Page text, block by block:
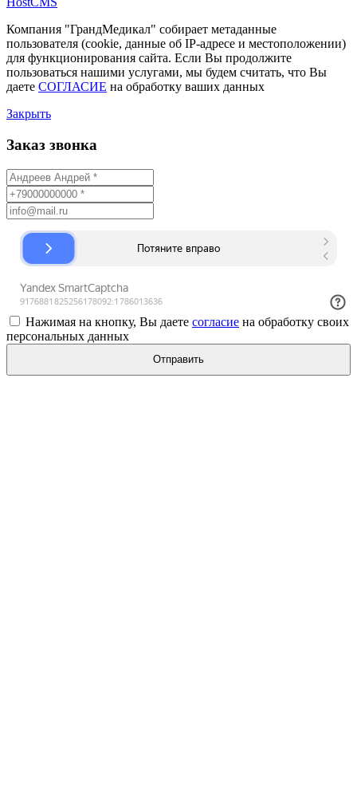
Компания "ГрандМедикал" собирает метаданные
пользователя (cookie, данные об IP-адресе и местоположении)
для функционирования сайта. Если Вы продолжите
пользоваться нашими услугами, мы будем считать, что Вы
даете СОГЛАСИЕ на обработку ваших данных
Закрыть
Заказ звонка
Нажимая на кнопку, Вы даете согласие на обработку своих
персональных данных
Отправить